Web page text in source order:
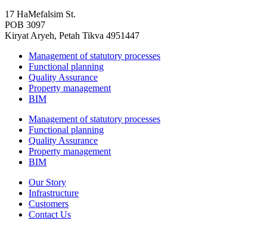
17 HaMefalsim St.
POB 3097
Kiryat Aryeh, Petah Tikva 4951447
Management of statutory processes
Functional planning
Quality Assurance
Property management
BIM
Management of statutory processes
Functional planning
Quality Assurance
Property management
BIM
Our Story
Infrastructure
Customers
Contact Us